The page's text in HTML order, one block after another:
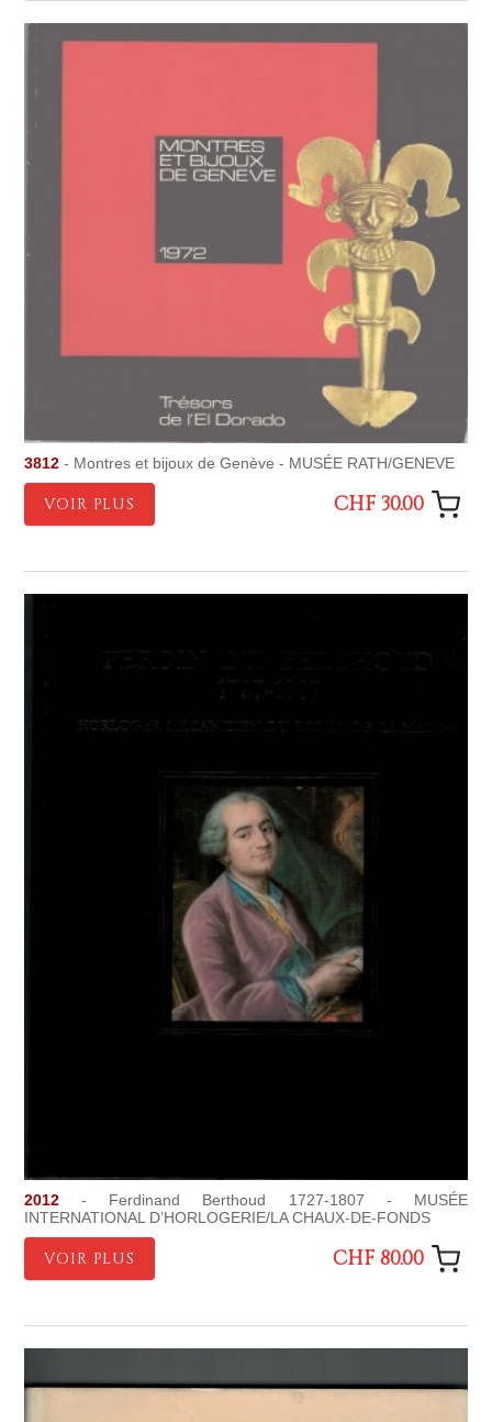
3812 - Montres et bijoux de Genève - MUSÉE RATH/GENEVE
VOIR PLUS CHF 30.00
2012 - Ferdinand Berthoud 1727-1807 - MUSÉE
INTERNATIONAL D’HORLOGERIE/LA CHAUX-DE-FONDS
VOIR PLUS CHF 80.00